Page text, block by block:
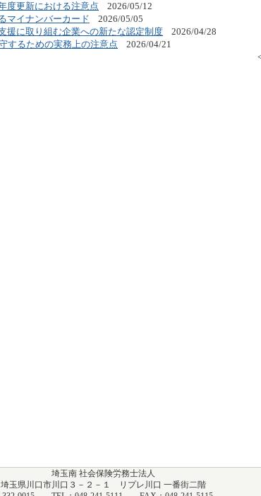
度更新における注意点
2026/05/12
マイナンバーカード
2026/05/05
援に取り組む企業への新たな認定制度
2026/04/28
するための実務上の注意点
2026/04/21
埼玉南 社会保険労務士法人
埼玉県川口市川口３－２－１ リプレ川口 一番街二階